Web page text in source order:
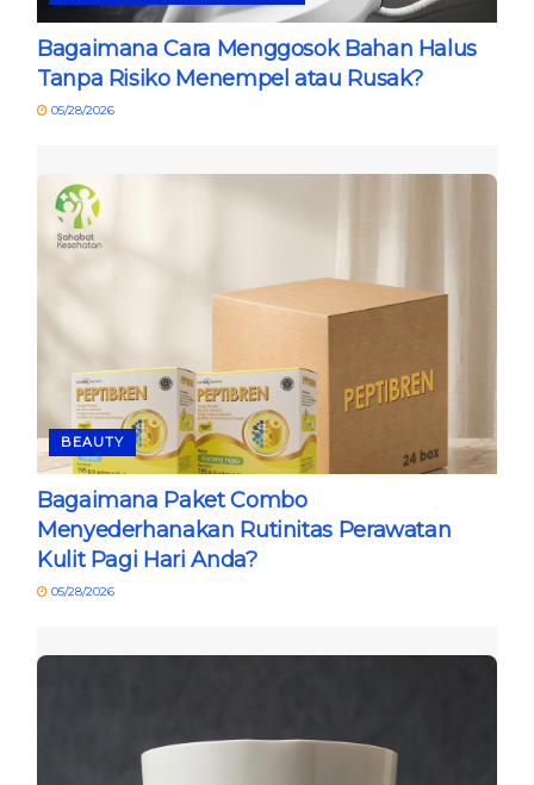
Bagaimana Cara Menggosok Bahan Halus
Tanpa Risiko Menempel atau Rusak?
05/28/2026
BEAUTY
Bagaimana Paket Combo
Menyederhanakan Rutinitas Perawatan
Kulit Pagi Hari Anda?
05/28/2026